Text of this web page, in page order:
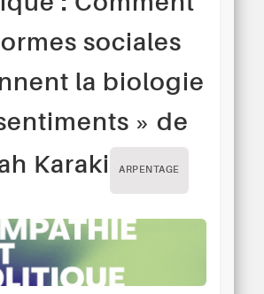
sociales
la biologie
» de
Karaki
ARPENTAGE